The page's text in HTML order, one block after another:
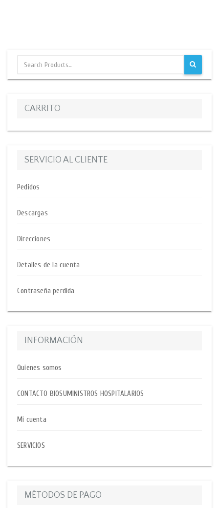
CARRITO
SERVICIO AL CLIENTE
Pedidos
Descargas
Direcciones
Detalles de la cuenta
Contraseña perdida
INFORMACIÓN
Quienes somos
CONTACTO BIOSUMINISTROS HOSPITALARIOS
Mi cuenta
SERVICIOS
MÉTODOS DE PAGO